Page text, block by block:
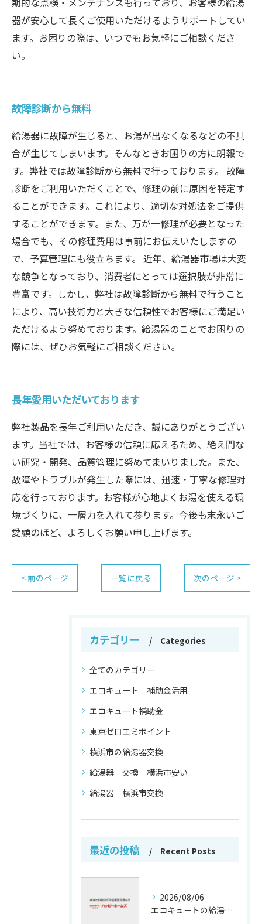
器が安心して長くご使用いただけるようサポートしてい
ます。お困りの際は、いつでもお気軽にご相談くださ
い。
故障診断から無料
給湯器に故障が生じると、お湯が出なくなるなどの不具
合が生じてしまいます。そんなときお困りの方に朗報で
す。弊社では故障診断から無料で行っております。 故障
診断をご利用いただくことで、修理の前に原因を特定す
ることができます。これにより、適切な対処法をご提供
することができます。また、万が一修理が必要となった
場合でも、その修理費用は事前にお伝えいたしますの
で、予算管理にも役立ちます。 近年、給湯器市場は大変
な競争となっており、消費者にとっては選択肢が非常に
豊富です。しかし、弊社は故障診断から無料で行うこと
により、高い技術力と大きな信頼性でお客様にご満足い
ただけるよう努めております。給湯器のことでお困りの
際には、ぜひお気軽にご相談ください。
長年愛用いただいております
弊社製品を長年ご利用いただき、誠にありがとうござい
ます。当社では、お客様の信頼に応えるため、絶え間な
い研究・開発、品質管理に努めてまいりました。また、
故障やトラブルが発生した際には、迅速・丁寧な修理対
応を行っております。お客様が心地よくお湯を使える環
境づくりに、一層力を入れて参ります。今後も末永いご
愛顧のほど、よろしくお願い申し上げます。
< 前のページ 一覧に戻る 次のページ >
カテゴリー Categories
全てのカテゴリー
エコキュート 補助金活用
エコキュート補助金
東京ゼロエミポイント
横浜市の給湯器交換
給湯器 交換 横浜市安い
給湯器 横浜市交換
最近の投稿 Recent Posts
2026/08/06
エコキュートの給湯効率と省エネ効果